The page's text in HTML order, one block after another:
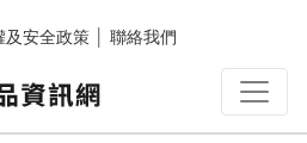
及安全政策 聯絡我們